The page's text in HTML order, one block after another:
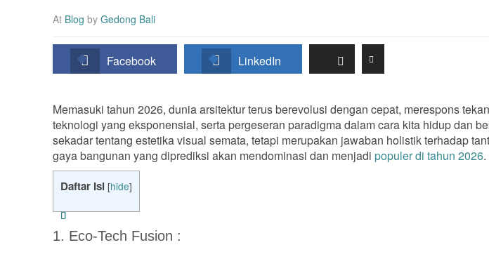
At Blog by Gedong Bali
Facebook LinkedIn
Memasuki tahun 2026, dunia arsitektur terus berevolusi dengan cepat, merespons
teknologi yang eksponensial, serta pergeseran paradigma dalam cara kita hidup dan
sekadar tentang estetika visual semata, tetapi merupakan jawaban holistik terhadap
gaya bangunan yang diprediksi akan mendominasi dan menjadi populer di tahun 2026.
Daftar Isi [hide]
1. Eco-Tech Fusion :